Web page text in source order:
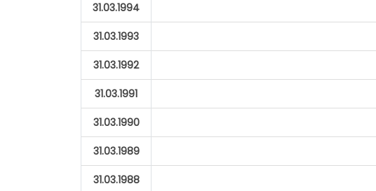
31.03.1994
31.03.1993
31.03.1992
31.03.1991
31.03.1990
31.03.1989
31.03.1988